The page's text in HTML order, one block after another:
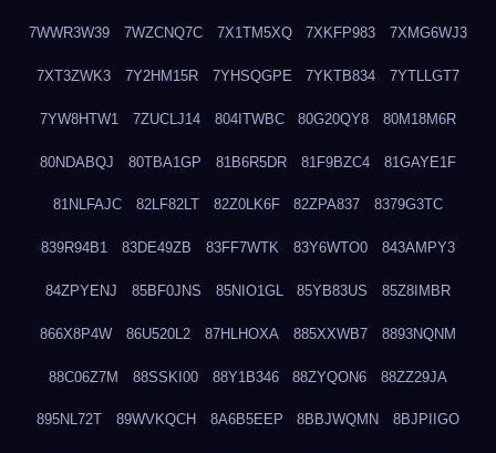
7WWR3W39 7WZCNQ7C 7X1TM5XQ 7XKFP983 7XMG6WJ3
7XT3ZWK3 7Y2HM15R 7YHSQGPE 7YKTB834 7YTLLGT7
7YW8HTW1 7ZUCLJ14 804ITWBC 80G20QY8 80M18M6R
80NDABQJ 80TBA1GP 81B6R5DR 81F9BZC4 81GAYE1F
81NLFAJC 82LF82LT 82Z0LK6F 82ZPA837 8379G3TC
839R94B1 83DE49ZB 83FF7WTK 83Y6WTO0 843AMPY3
84ZPYENJ 85BF0JNS 85NIO1GL 85YB83US 85Z8IMBR
866X8P4W 86U520L2 87HLHOXA 885XXWB7 8893NQNM
88C06Z7M 88SSKI00 88Y1B346 88ZYQON6 88ZZ29JA
895NL72T 89WVKQCH 8A6B5EEP 8BBJWQMN 8BJPIIGO